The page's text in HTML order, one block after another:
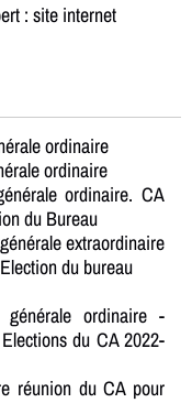
: site internet
ordinaire
ordinaire
ordinaire. CA
du Bureau
extraordinaire
du bureau
générale ordinaire -
du CA 2022-
du CA pour